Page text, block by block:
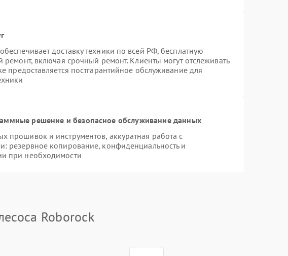
доставку техники по всей РФ, бесплатную
ремонт, включая срочный ремонт. Клиенты могут отслеживать
предоставляется постгарантийное обслуживание для
решение и безопасное обслуживание данных
прошивок и инструментов, аккуратная работа с
резервное копирование, конфиденциальность и
при необходимости
Roborock